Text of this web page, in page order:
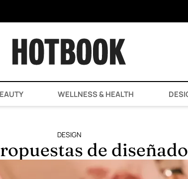
WELLNESS & HEALTH
DESIGN
de